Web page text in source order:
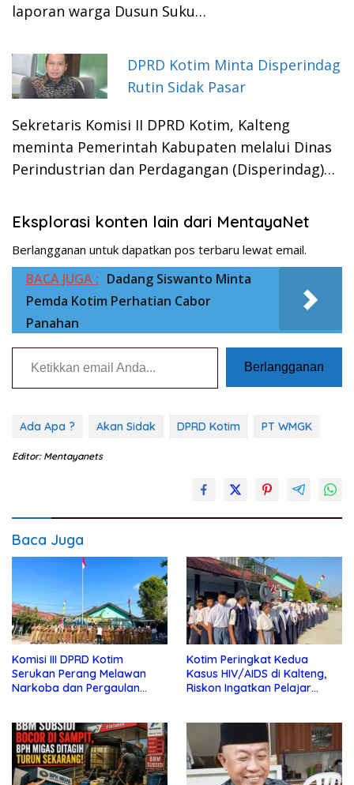
laporan warga Dusun Suku…
DPRD Kotim Minta Disperindag
Rutin Sidak Pasar
Sekretaris Komisi II DPRD Kotim, Kalteng
meminta Pemerintah Kabupaten melalui Dinas
Perindustrian dan Perdagangan (Disperindag)…
Eksplorasi konten lain dari MentayaNet
Berlangganan untuk dapatkan pos terbaru lewat email.
BACA JUGA : Dadang Siswanto Minta
Pemda Kotim Perhatian Cabor
Panahan
Ketikkan email Anda...
Berlangganan
Ada Apa ? Akan Sidak DPRD Kotim PT WMGK
Editor: Mentayanets
Baca Juga
Komisi III DPRD Kotim
Serukan Perang Melawan
Narkoba dan Pergaulan
Kotim Peringkat Kedua
Kasus HIV/AIDS di Kalteng,
Riskon Ingatkan Pelajar